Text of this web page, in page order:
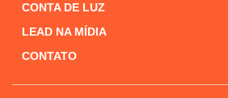
CONTA DE LUZ
LEAD NA MÍDIA
CONTATO